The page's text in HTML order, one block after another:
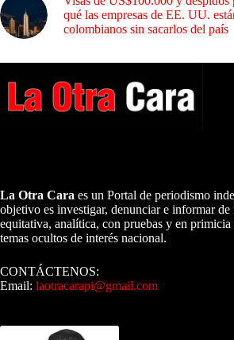
qué las empresas de EE. UU.
colombianos sin sacarlos del país
La Otra Cara es un Portal de periodismo
objetivo es investigar, denunciar e informar de
equitativa, analítica, con pruebas y en primicia
temas ocultos de interés nacional.
CONTÁCTENOS:
Email: laotracarapi@gmail.com